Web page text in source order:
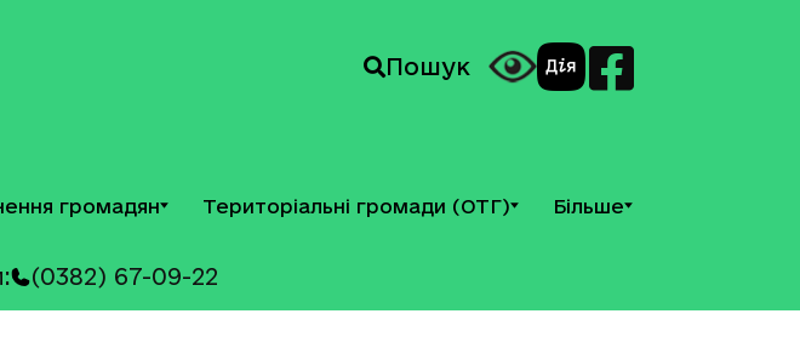
Пошук
громадян Територіальні громади (ОТГ) Більше
(0382) 67-09-22